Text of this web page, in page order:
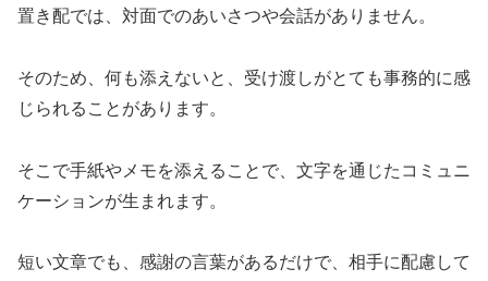
置き配では、対面でのあいさつや会話がありません。
そのため、何も添えないと、受け渡しがとても事務的に感
じられることがあります。
そこで手紙やメモを添えることで、文字を通じたコミュニ
ケーションが生まれます。
短い文章でも、感謝の言葉があるだけで、相手に配慮して